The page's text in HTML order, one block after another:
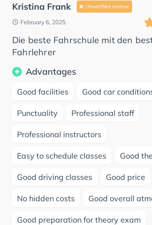
Kristina Frank Unverified review
February 6, 2025
Die beste Fahrschule mit den
Fahrlehrer
Advantages
Good facilities Good car
Punctuality Professional staff
Professional instructors
Easy to schedule classes Good
Good driving classes Good price
No hidden costs Good overall
Good preparation for theory exam